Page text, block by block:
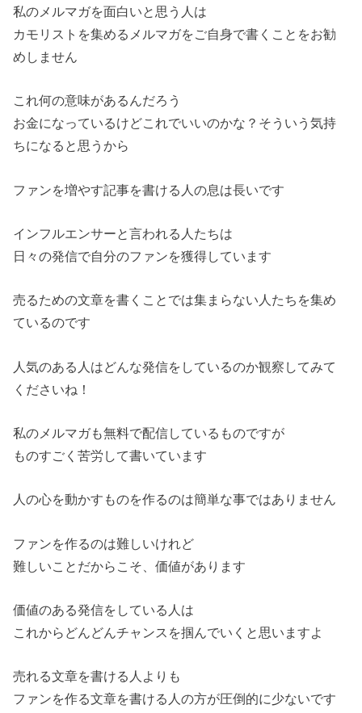
私のメルマガを面白いと思う人は
カモリストを集めるメルマガをご自身で書くことをお勧
めしません
これ何の意味があるんだろう
お金になっているけどこれでいいのかな？そういう気持
ちになると思うから
ファンを増やす記事を書ける人の息は長いです
インフルエンサーと言われる人たちは
日々の発信で自分のファンを獲得しています
売るための文章を書くことでは集まらない人たちを集め
ているのです
人気のある人はどんな発信をしているのか観察してみて
くださいね！
私のメルマガも無料で配信しているものですが
ものすごく苦労して書いています
人の心を動かすものを作るのは簡単な事ではありません
ファンを作るのは難しいけれど
難しいことだからこそ、価値があります
価値のある発信をしている人は
これからどんどんチャンスを掴んでいくと思いますよ
売れる文章を書ける人よりも
ファンを作る文章を書ける人の方が圧倒的に少ないです